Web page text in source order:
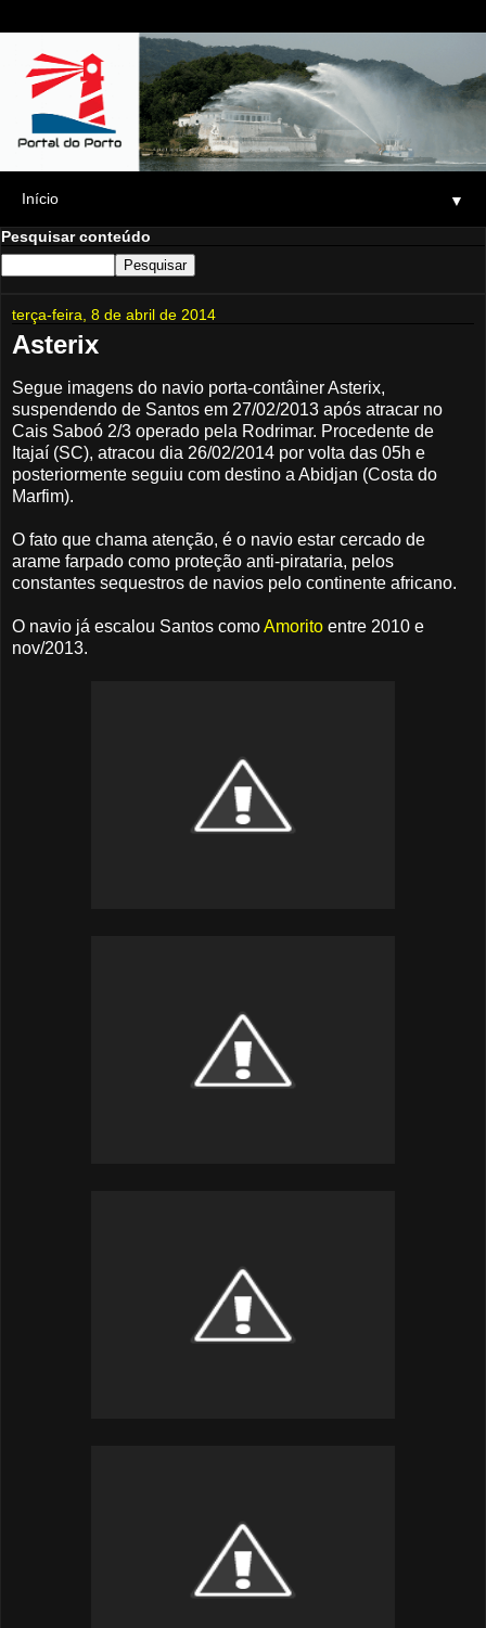
▼
Pesquisar conteúdo
terça-feira, 8 de abril de 2014
Asterix
Segue imagens do navio porta-contâiner Asterix,
suspendendo de Santos em 27/02/2013 após atracar no
Cais Saboó 2/3 operado pela Rodrimar. Procedente de
Itajaí (SC), atracou dia 26/02/2014 por volta das 05h e
posteriormente seguiu com destino a Abidjan (Costa do
Marfim).
O fato que chama atenção, é o navio estar cercado de
arame farpado como proteção anti-pirataria, pelos
constantes sequestros de navios pelo continente africano.
O navio já escalou Santos comoAmorito entre 2010 e
nov/2013.